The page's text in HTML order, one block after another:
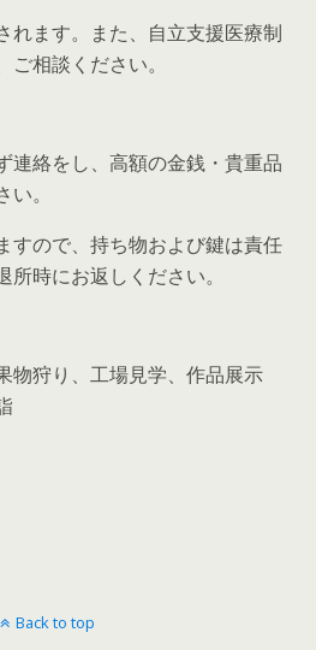
れます。また、自立支援医療制
相談ください。
連絡をし、高額の金銭・貴重品
。
すので、持ち物および鍵は責任
時にお返しください。
物狩り、工場見学、作品展示
Back to top